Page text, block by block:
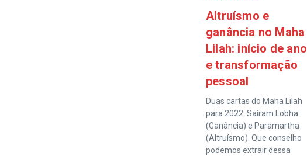
Altruísmo e
ganância no Maha
Lilah: início de ano
e transformação
pessoal
Duas cartas do Maha Lilah
para 2022. Saíram Lobha
(Ganância) e Paramartha
(Altruísmo). Que conselho
podemos extrair dessa